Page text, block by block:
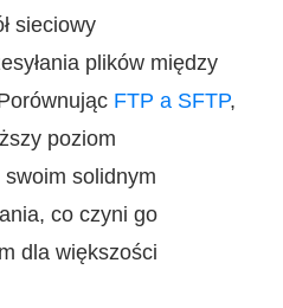
sieciowy
plików między
FTP a SFTP,
poziom
solidnym
co czyni go
dla większości